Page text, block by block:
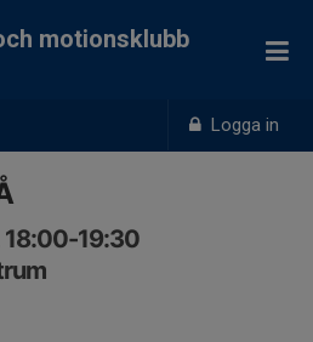
Logga in
motionsklubb
18:00-19:30